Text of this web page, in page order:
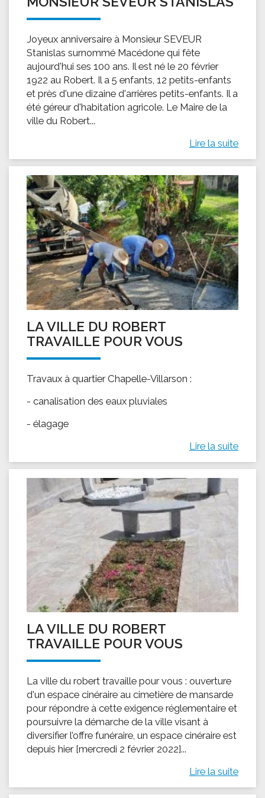
Joyeux anniversaire à Monsieur SEVEUR
Stanislas surnommé Macédone qui fête
aujourd'hui ses 100 ans. Il est né le 20 février
1922 au Robert. Il a 5 enfants, 12 petits-enfants
et près d'une dizaine d'arrières petits-enfants. Il a
été géreur d'habitation agricole. Le Maire de la
ville du Robert...
Lire la suite
LA VILLE DU ROBERT
TRAVAILLE POUR VOUS
Travaux à quartier Chapelle-Villarson :
- canalisation des eaux pluviales
- élagage
Lire la suite
LA VILLE DU ROBERT
TRAVAILLE POUR VOUS
La ville du robert travaille pour vous : ouverture
d'un espace cinéraire au cimetière de mansarde
pour répondre à cette exigence réglementaire et
poursuivre la démarche de la ville visant à
diversifier l’offre funéraire, un espace cinéraire est
depuis hier [mercredi 2 février 2022]...
Lire la suite